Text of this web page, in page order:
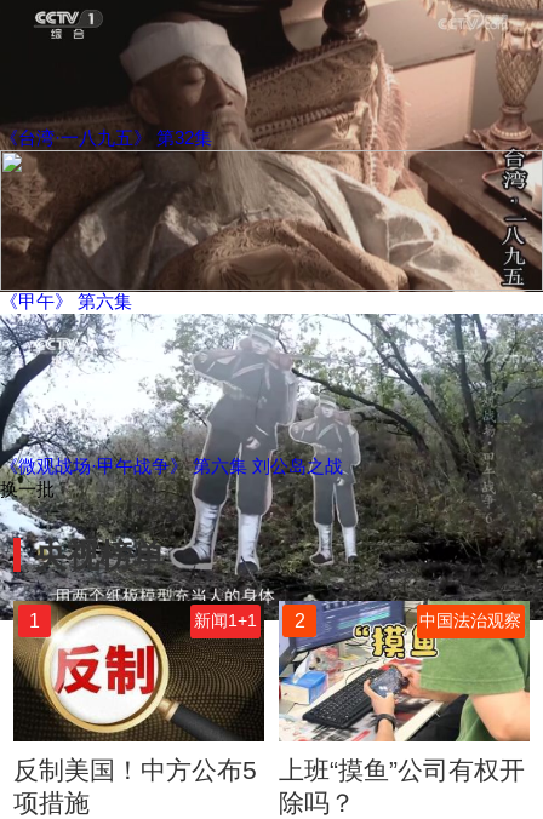
《台湾·一八九五》 第32集
《甲午》 第六集
《微观战场·甲午战争》 第六集 刘公岛之战
换一批
央视榜单
1 新闻1+1
反制美国！中方公布5
项措施
2 中国法治观察
上班“摸鱼”公司有权开
除吗？